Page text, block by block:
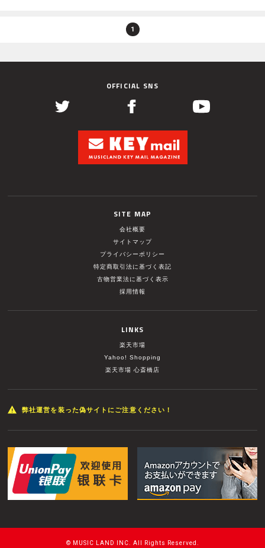
1
OFFICIAL SNS
SITE MAP
会社概要
サイトマップ
プライバシーポリシー
特定商取引法に基づく表記
古物営業法に基づく表示
採用情報
LINKS
楽天市場
Yahoo! Shopping
楽天市場 心斎橋店
弊社運営を装った偽サイトにご注意ください！
© MUSIC LAND INC. All Rights Reserved.